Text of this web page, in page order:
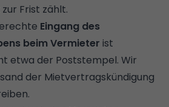
Frist zählt.
Eingang des
beim Vermieter ist
etwa der Poststempel. Wir
der Mietvertragskündigung